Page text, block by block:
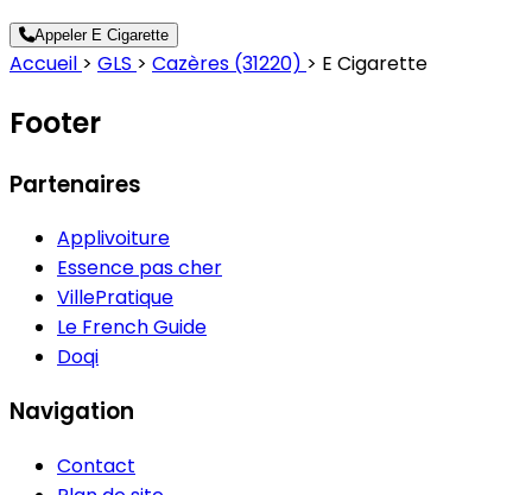
Appeler E Cigarette
Accueil > GLS > Cazères (31220) > E Cigarette
Footer
Partenaires
Applivoiture
Essence pas cher
VillePratique
Le French Guide
Doqi
Navigation
Contact